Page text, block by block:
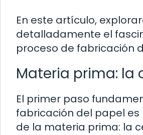
En este artículo,
detalladamente el
proceso de fabricación
Materia prima: la
El primer paso
fabricación del papel
de la materia prima: la